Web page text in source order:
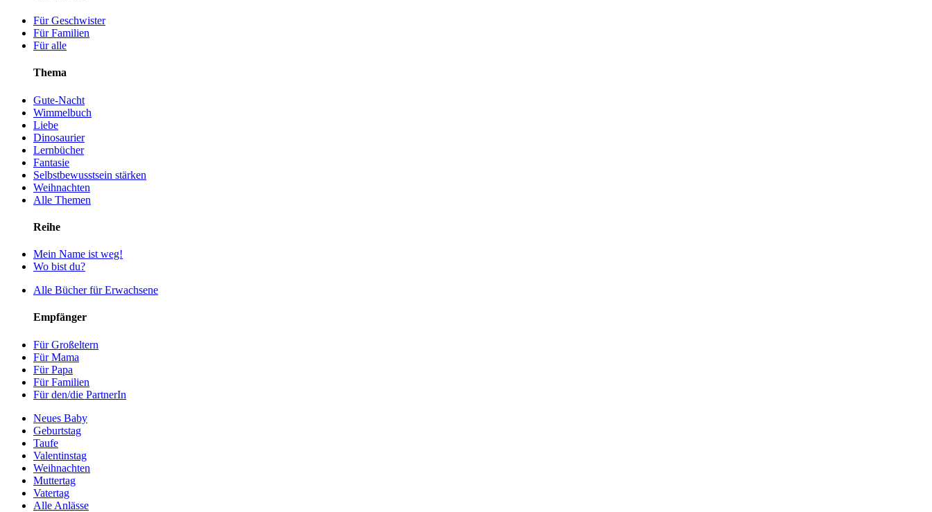
Für Geschwister
Für Familien
Für alle
Thema
Gute-Nacht
Wimmelbuch
Liebe
Dinosaurier
Lernbücher
Fantasie
Selbstbewusstsein stärken
Weihnachten
Alle Themen
Reihe
Mein Name ist weg!
Wo bist du?
Alle Bücher für Erwachsene
Empfänger
Für Großeltern
Für Mama
Für Papa
Für Familien
Für den/die PartnerIn
Neues Baby
Geburtstag
Taufe
Valentinstag
Weihnachten
Muttertag
Vatertag
Alle Anlässe